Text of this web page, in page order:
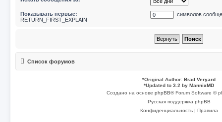
Показывать первые:
RETURN_FIRST_EXPLAIN
символов
Список форумов
*Original Author: Brad Veryard
*Updated to 3.2 by MannixMD
Создано на основе phpBB® Forum Software ©
Русская поддержка phpBB
Конфиденциальность| Правила